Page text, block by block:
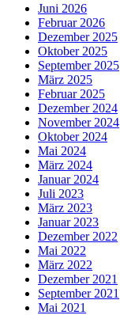
Juni 2026
Februar 2026
Dezember 2025
Oktober 2025
September 2025
März 2025
Februar 2025
Dezember 2024
November 2024
Oktober 2024
Mai 2024
März 2024
Januar 2024
Juli 2023
März 2023
Januar 2023
Dezember 2022
Mai 2022
März 2022
Dezember 2021
September 2021
Mai 2021